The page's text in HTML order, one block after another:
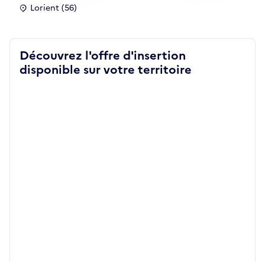
Lorient (56)
Découvrez l'offre d'insertion
disponible sur votre territoire